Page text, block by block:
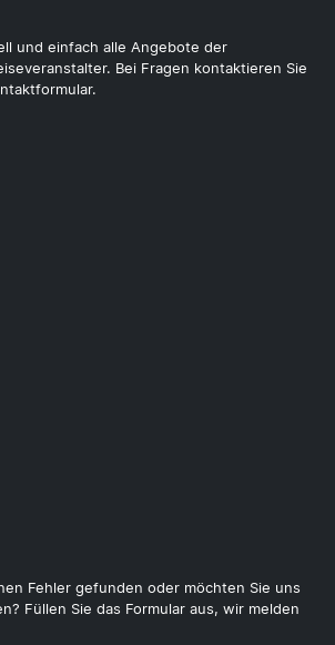
und einfach alle Angebote der
Bei Fragen kontaktieren Sie
Fehler gefunden oder möchten Sie uns
Füllen Sie das Formular aus, wir melden